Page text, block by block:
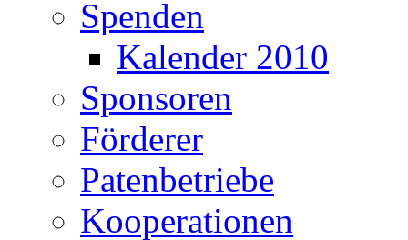
Spenden
Kalender 2010
Sponsoren
Förderer
Patenbetriebe
Kooperationen